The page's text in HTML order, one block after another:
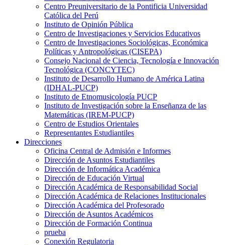
Centro Preuniversitario de la Pontificia Universidad
Católica del Perú
Instituto de Opinión Pública
Centro de Investigaciones y Servicios Educativos
Centro de Investigaciones Sociológicas, Económica
Políticas y Antropológicas (CISEPA)
Consejo Nacional de Ciencia, Tecnología e Innovación
Tecnológica (CONCYTEC)
Instituto de Desarrollo Humano de América Latina
(IDHAL-PUCP)
Instituto de Etnomusicología PUCP
Instituto de Investigación sobre la Enseñanza de las
Matemáticas (IREM-PUCP)
Centro de Estudios Orientales
Representantes Estudiantiles
Direcciones
Oficina Central de Admisión e Informes
Dirección de Asuntos Estudiantiles
Dirección de Informática Académica
Dirección de Educación Virtual
Dirección Académica de Responsabilidad Social
Dirección Académica de Relaciones Institucionales
Dirección Académica del Profesorado
Dirección de Asuntos Académicos
Dirección de Formación Continua
prueba
Conexión Regulatoria